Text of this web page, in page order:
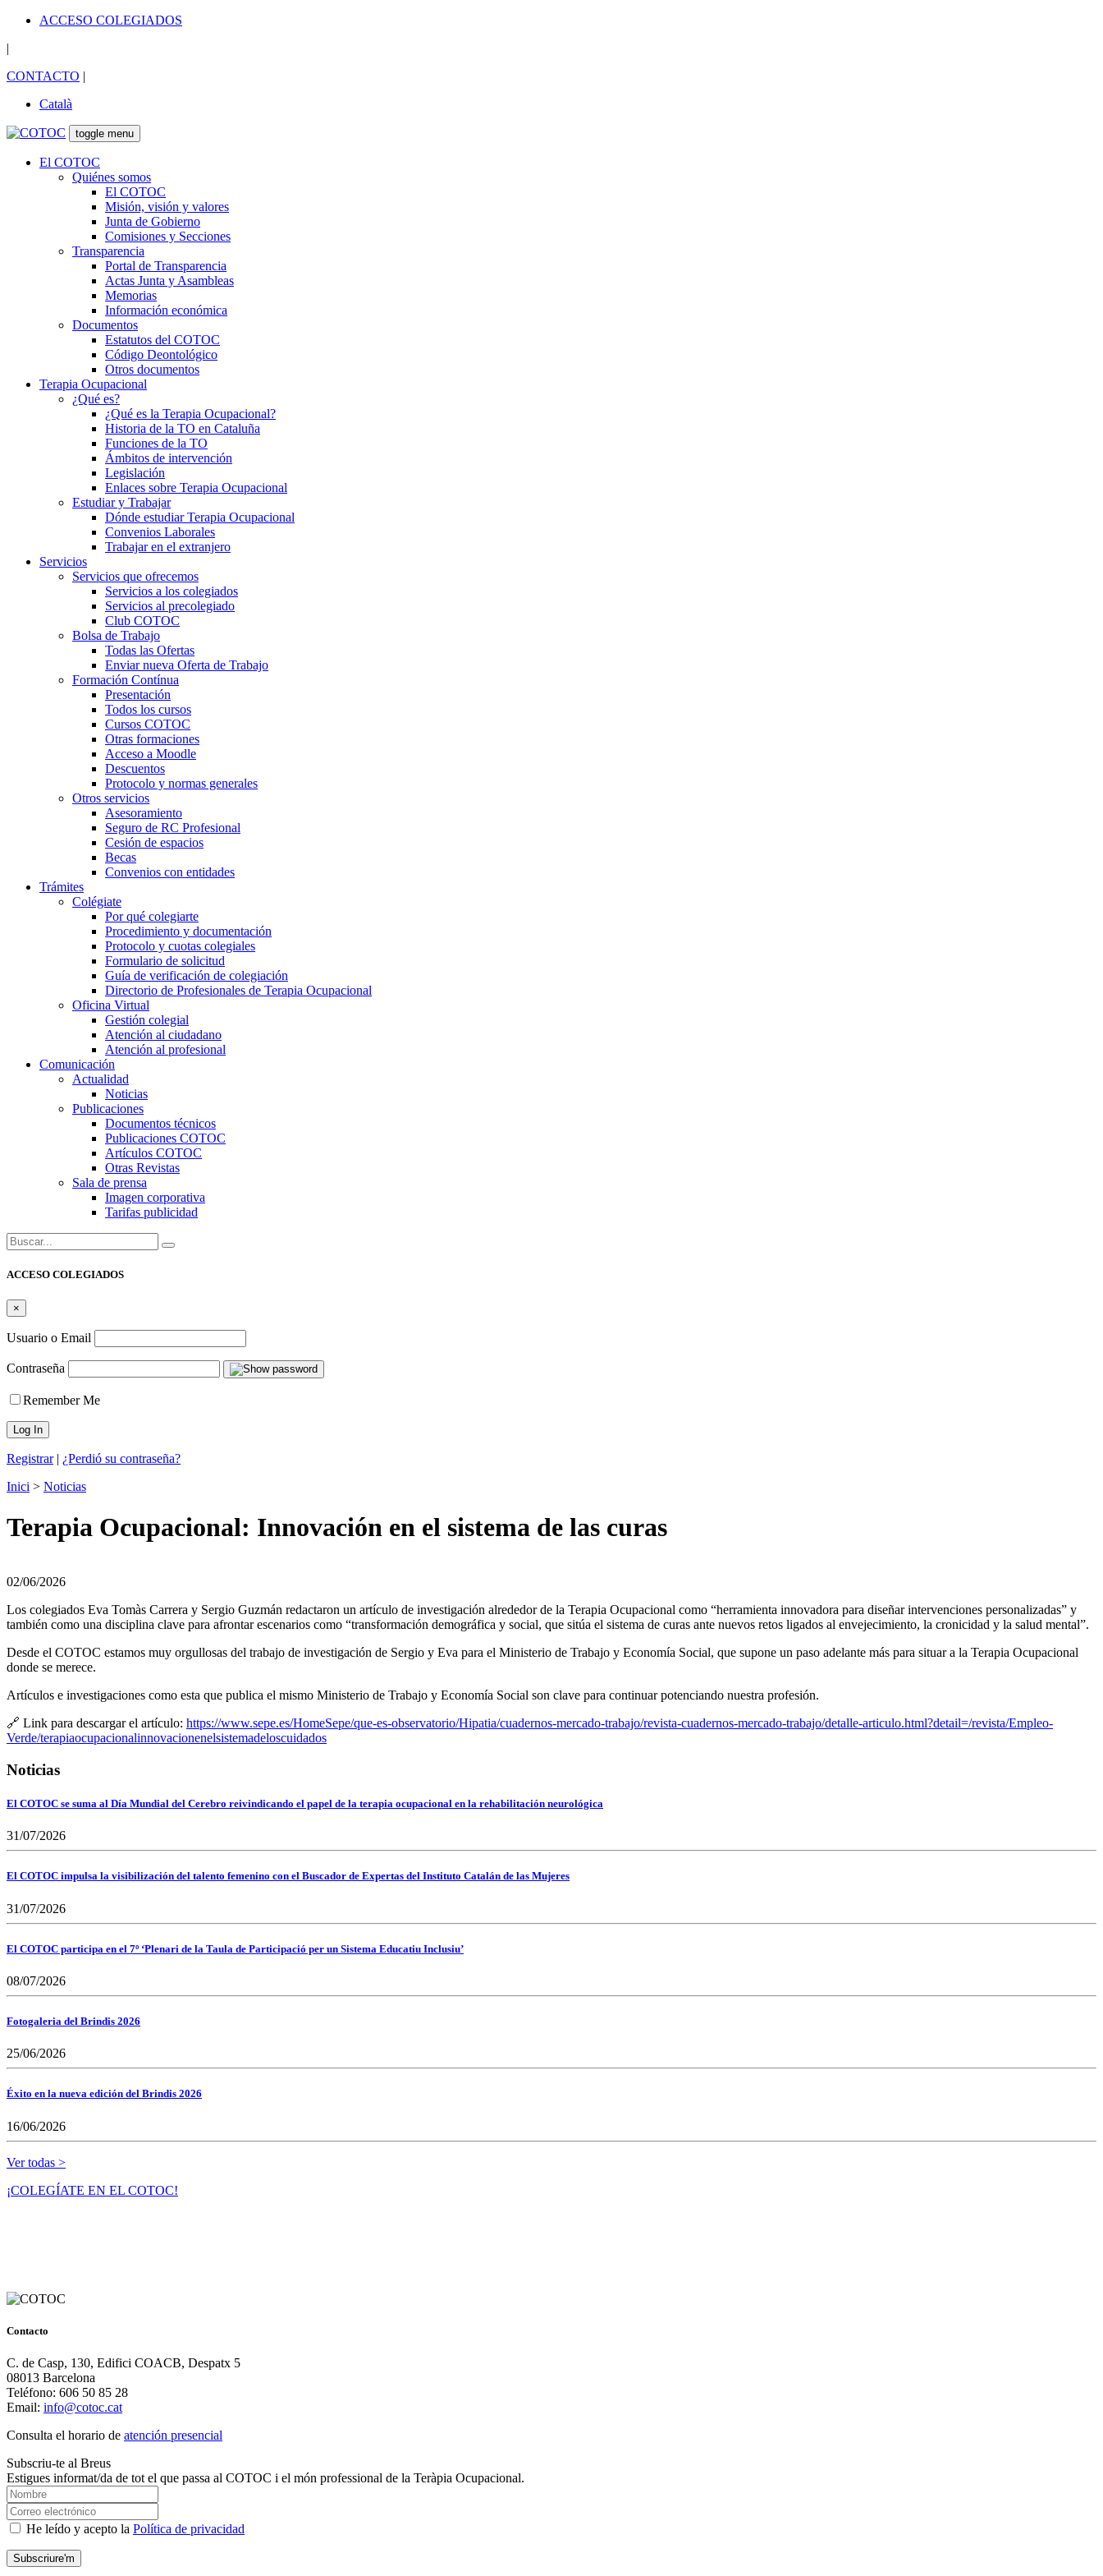
ACCESO COLEGIADOS
|
CONTACTO |
Català
toggle menu
El COTOC
Quiénes somos
El COTOC
Misión, visión y valores
Junta de Gobierno
Comisiones y Secciones
Transparencia
Portal de Transparencia
Actas Junta y Asambleas
Memorias
Información económica
Documentos
Estatutos del COTOC
Código Deontológico
Otros documentos
Terapia Ocupacional
¿Qué es?
¿Qué es la Terapia Ocupacional?
Historia de la TO en Cataluña
Funciones de la TO
Ámbitos de intervención
Legislación
Enlaces sobre Terapia Ocupacional
Estudiar y Trabajar
Dónde estudiar Terapia Ocupacional
Convenios Laborales
Trabajar en el extranjero
Servicios
Servicios que ofrecemos
Servicios a los colegiados
Servicios al precolegiado
Club COTOC
Bolsa de Trabajo
Todas las Ofertas
Enviar nueva Oferta de Trabajo
Formación Contínua
Presentación
Todos los cursos
Cursos COTOC
Otras formaciones
Acceso a Moodle
Descuentos
Protocolo y normas generales
Otros servicios
Asesoramiento
Seguro de RC Profesional
Cesión de espacios
Becas
Convenios con entidades
Trámites
Colégiate
Por qué colegiarte
Procedimiento y documentación
Protocolo y cuotas colegiales
Formulario de solicitud
Guía de verificación de colegiación
Directorio de Profesionales de Terapia Ocupacional
Oficina Virtual
Gestión colegial
Atención al ciudadano
Atención al profesional
Comunicación
Actualidad
Noticias
Publicaciones
Documentos técnicos
Publicaciones COTOC
Artículos COTOC
Otras Revistas
Sala de prensa
Imagen corporativa
Tarifas publicidad
Buscar:
ACCESO COLEGIADOS
×
Usuario o Email
Contraseña
Remember Me
Registrar| ¿Perdió su contraseña?
Inici > Noticias
Terapia Ocupacional: Innovación en el sistema de las curas
02/06/2026
Los colegiados Eva Tomàs Carrera y Sergio Guzmán redactaron un artículo de investigación alrededor de la Terapia Ocupacional como “herramienta innovadora para diseñar intervenciones personalizadas” y
también como una disciplina clave para afrontar escenarios como “transformación demográfica y social, que sitúa el sistema de curas ante nuevos retos ligados al envejecimiento, la cronicidad y la salud mental”.
Desde el COTOC estamos muy orgullosas del trabajo de investigación de Sergio y Eva para el Ministerio de Trabajo y Economía Social, que supone un paso adelante más para situar a la Terapia Ocupacional
donde se merece.
Artículos e investigaciones como esta que publica el mismo Ministerio de Trabajo y Economía Social son clave para continuar potenciando nuestra profesión.
🔗 Link para descargar el artículo: https://www.sepe.es/HomeSepe/que-es-observatorio/Hipatia/cuadernos-mercado-trabajo/revista-cuadernos-mercado-trabajo/detalle-articulo.html?detail=/revista/Empleo-
Verde/terapiaocupacionalinnovacionenelsistemadeloscuidados
Noticias
El COTOC se suma al Día Mundial del Cerebro reivindicando el papel de la terapia ocupacional en la rehabilitación neurológica
31/07/2026
El COTOC impulsa la visibilización del talento femenino con el Buscador de Expertas del Instituto Catalán de las Mujeres
31/07/2026
El COTOC participa en el 7º ‘Plenari de la Taula de Participació per un Sistema Educatiu Inclusiu’
08/07/2026
Fotogaleria del Brindis 2026
25/06/2026
Éxito en la nueva edición del Brindis 2026
16/06/2026
Ver todas >
¡COLEGÍATE EN EL COTOC!
Contacto
C. de Casp, 130, Edifici COACB, Despatx 5
08013 Barcelona
Teléfono: 606 50 85 28
Email: info@cotoc.cat
Consulta el horario de atención presencial
Subscriu-te al Breus
Estigues informat/da de tot el que passa al COTOC i el món professional de la Teràpia Ocupacional.
He leído y acepto la Política de privacidad